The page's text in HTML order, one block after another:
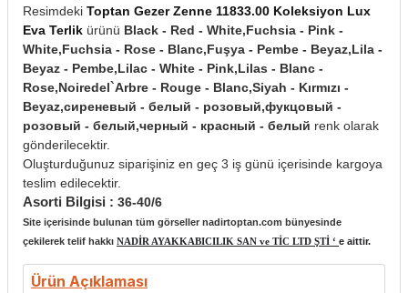
Resimdeki Toptan Gezer Zenne 11833.00 Koleksiyon Lux
Eva Terlik ürünü Black - Red - White,Fuchsia - Pink -
White,Fuchsia - Rose - Blanc,Fuşya - Pembe - Beyaz,Lila -
Beyaz - Pembe,Lilac - White - Pink,Lilas - Blanc -
Rose,Noiredel`Arbre - Rouge - Blanc,Siyah - Kırmızı -
Beyaz,сиреневый - белый - розовый,фукцовый -
розовый - белый,черный - красный - белый renk olarak
gönderilecektir.
Oluşturduğunuz siparişiniz en geç 3 iş günü içerisinde kargoya
teslim edilecektir.
Asorti Bilgisi : 36-40/6
Site içerisinde bulunan tüm görseller nadirtoptan.com bünyesinde
çekilerek telif hakkı NADİR AYAKKABICILIK SAN ve TİC LTD ŞTİ ‘ e aittir.
Ürün Açıklaması